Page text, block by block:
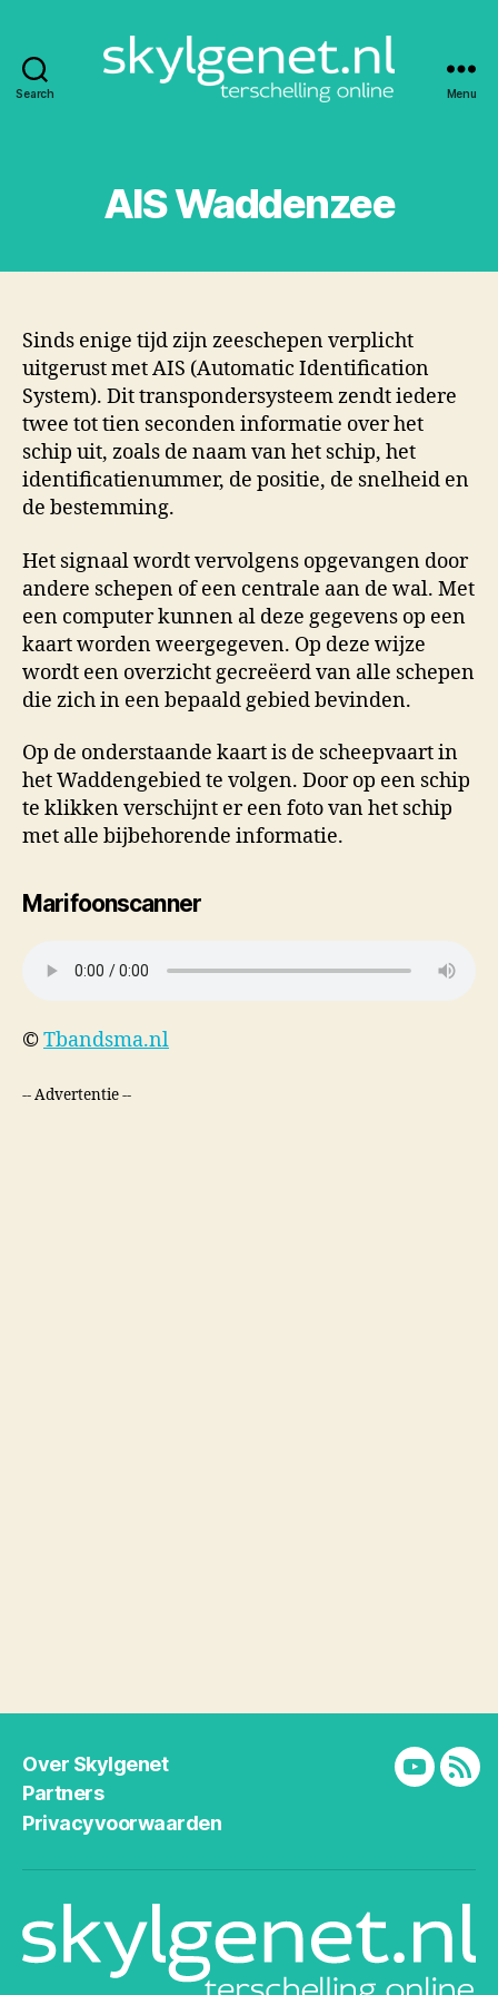
Search
online
Menu
AIS Waddenzee
Sinds enige tijd zijn zeeschepen verplicht
uitgerust met AIS (Automatic Identification
System). Dit transpondersysteem zendt iedere
twee tot tien seconden informatie over het
schip uit, zoals de naam van het schip, het
identificatienummer, de positie, de snelheid en
de bestemming.
Het signaal wordt vervolgens opgevangen door
andere schepen of een centrale aan de wal. Met
een computer kunnen al deze gegevens op een
kaart worden weergegeven. Op deze wijze
wordt een overzicht gecreëerd van alle schepen
die zich in een bepaald gebied bevinden.
Op de onderstaande kaart is de scheepvaart in
het Waddengebied te volgen. Door op een schip
te klikken verschijnt er een foto van het schip
met alle bijbehorende informatie.
Marifoonscanner
©Tbandsma.nl
-- Advertentie --
Over Skylgenet
Partners
Privacyvoorwaarden
YouTube
RSS